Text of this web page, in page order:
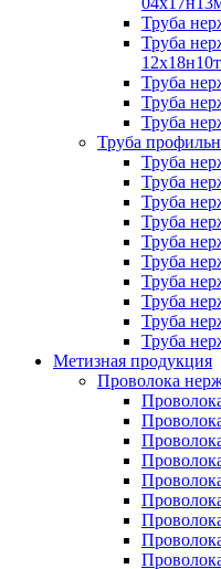
Труба
Труба
12х18н10т
Труба
Труба
Труба
Труба
Труба
Труба
Труба
Труба
Труба
Труба
Труба
Труба
Труба
Труба
Метизная продукция
Проволока